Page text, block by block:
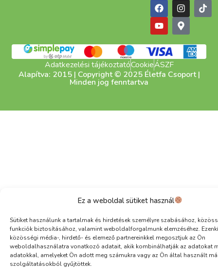
Ez a weboldal sütiket használ
Sütiket használunk a tartalmak és hirdetések személyre szabásához,
funkciók biztosításához, valamint weboldalforgalmunk elemzéséhez.
közösségi média-, hirdető- és elemező partnereinkkel megosztjuk az Ön
weboldalhasználatra vonatkozó adatait, akik kombinálhatják az adatokat
adatokkal, amelyeket Ön adott meg számukra vagy az Ön által használt
szolgáltatásokból gyűjtöttek.
Adatkezelési tájékoztatóCookieÁSZF
Alapítva: 2015 | Copyright © 2025 Életfa Csoport |
Minden jog fenntartva